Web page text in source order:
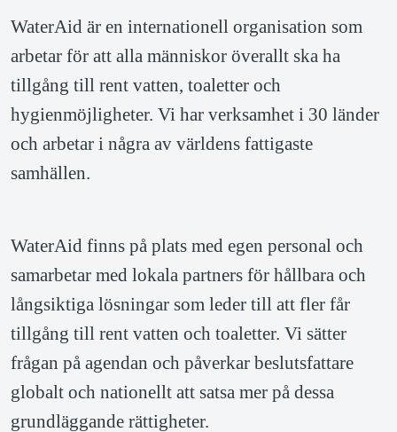
WaterAid är en internationell organisation som
arbetar för att alla människor överallt ska ha
tillgång till rent vatten, toaletter och
hygienmöjligheter. Vi har verksamhet i 30 länder
och arbetar i några av världens fattigaste
samhällen.
WaterAid finns på plats med egen personal och
samarbetar med lokala partners för hållbara och
långsiktiga lösningar som leder till att fler får
tillgång till rent vatten och toaletter. Vi sätter
frågan på agendan och påverkar beslutsfattare
globalt och nationellt att satsa mer på dessa
grundläggande rättigheter.